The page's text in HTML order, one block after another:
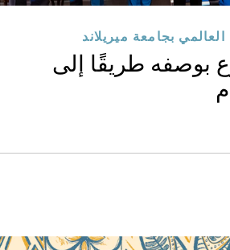
بجامعة ميريلاند
بوصفه طريقًا إلى